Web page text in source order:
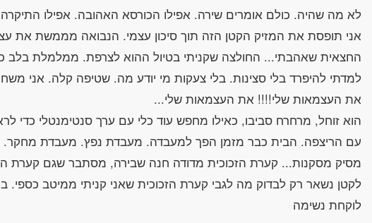
אני תופסת את המזיק הקטן הזה תוך סיכון עצמי. הנבואה מממשת את
החצאית שאהבתי... החולצה שקניתי בטיול ההוא לצרפת. ממלמלת בלב
למדתי להיפרד בלי סצינות. בלי צעקות מי יודע מה. שטיפה קלה. אני
הוא זוחל, מרחרח סביבו, כאילו מחפש עוד כלי עם ערך סנטימנטלי כדי
עם הריצפה. הבית כבר מזמן הפך למעבדה. מעבדת נפץ. מעבדת מחקר.
מסיק מסקנות... קערת הזכוכית מדודה חנה שבירה, מסתבר שגם קערת
לקטן נשאר רק לבדוק מה לגבי קערת הזכוכית שאני קניתי ממיטב כספי.